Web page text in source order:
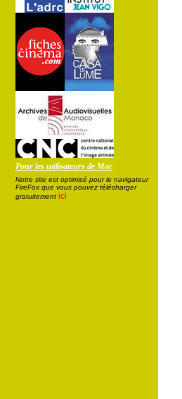
Pour les utilisateurs de Mac
Notre site est optimisé pour le navigateur
FireFox que vous pouvez télécharger
gratuitement ici